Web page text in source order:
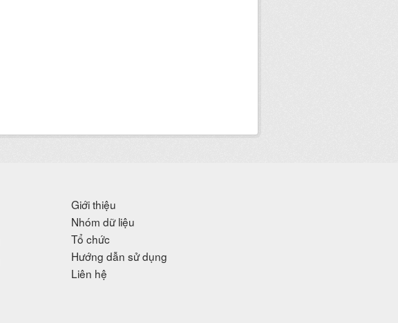
Giới thiệu
Nhóm dữ liệu
Tổ chức
Hướng dẫn sử dụng
Liên hệ